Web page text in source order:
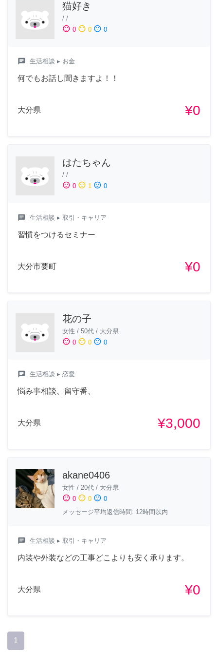
猫好き
/ /
sentiment_satisfied 0 sentiment_neutral 0 sentiment_dissatisfied 0
chat 生活相談 ▸ お金
何でもお話し聞きますよ！！
大分県 ¥0
はたちゃん
/ /
sentiment_satisfied 0 sentiment_neutral 1 sentiment_dissatisfied 0
chat 生活相談 ▸ 取引・キャリア
習慣をつけるセミナー
大分市要町 ¥0
花の子
女性 / 50代 / 大分県
sentiment_satisfied 0 sentiment_neutral 0 sentiment_dissatisfied 0
chat 生活相談 ▸ 恋愛
悩み事相談、留守番、
大分県 ¥3,000
akane0406
女性 / 20代 / 大分県
sentiment_satisfied 0 sentiment_neutral 0 sentiment_dissatisfied 0
メッセージ平均返信時間: 12時間以内
chat 生活相談 ▸ 取引・キャリア
内装や外装などの工事どこよりも安く承ります。
大分県 ¥0
1